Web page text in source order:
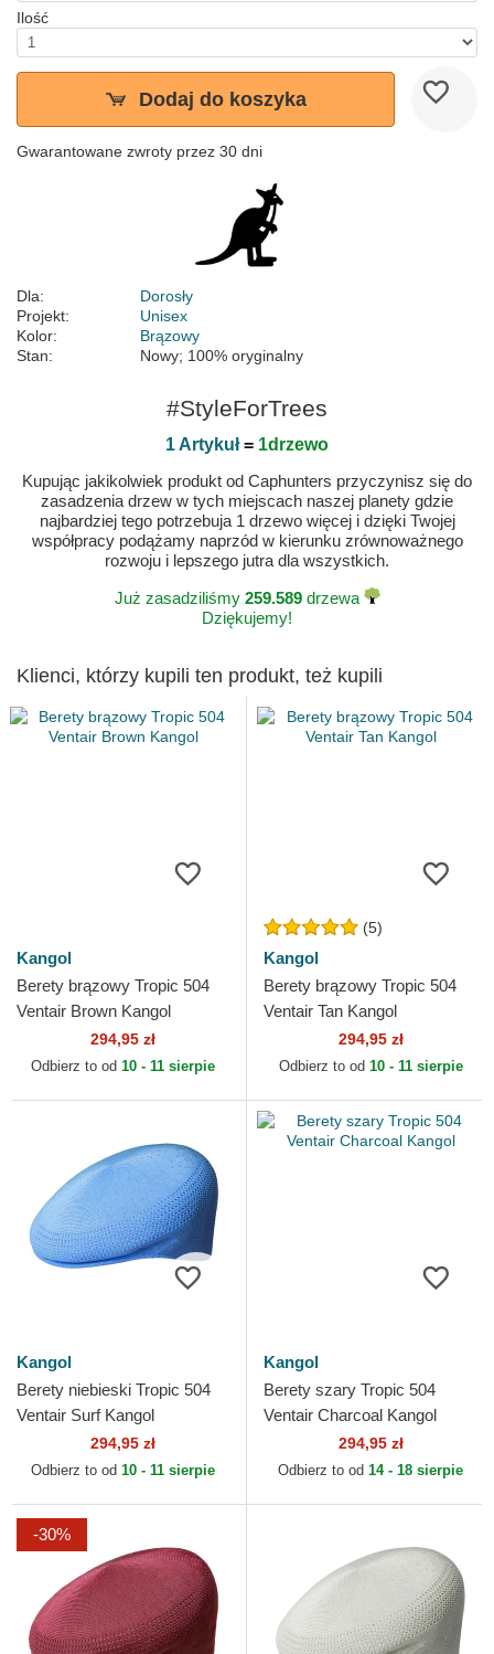
Ilość
Dodaj do koszyka
Gwarantowane zwroty przez 30 dni
Dla:
Dorosły
Projekt:
Unisex
Kolor:
Brązowy
Stan:
Nowy; 100% oryginalny
#StyleForTrees
1 Artykuł= 1drzewo
Kupując jakikolwiek produkt od Caphunters przyczynisz się do
zasadzenia drzew w tych miejscach naszej planety gdzie
najbardziej tego potrzebuja 1 drzewo więcej i dzięki Twojej
współpracy podążamy naprzód w kierunku zrównoważnego
rozwoju i lepszego jutra dla wszystkich.
Już zasadziliśmy 259.589drzewa
Dziękujemy!
Klienci, którzy kupili ten produkt, też kupili
Kangol
Berety brązowy Tropic 504
Ventair Brown Kangol
294,95 zł
Odbierz to od 10 - 11 sierpie
(5)
Kangol
Berety brązowy Tropic 504
Ventair Tan Kangol
294,95 zł
Odbierz to od 10 - 11 sierpie
Kangol
Berety niebieski Tropic 504
Ventair Surf Kangol
294,95 zł
Odbierz to od 10 - 11 sierpie
Kangol
Berety szary Tropic 504
Ventair Charcoal Kangol
294,95 zł
Odbierz to od 14 - 18 sierpie
-30%